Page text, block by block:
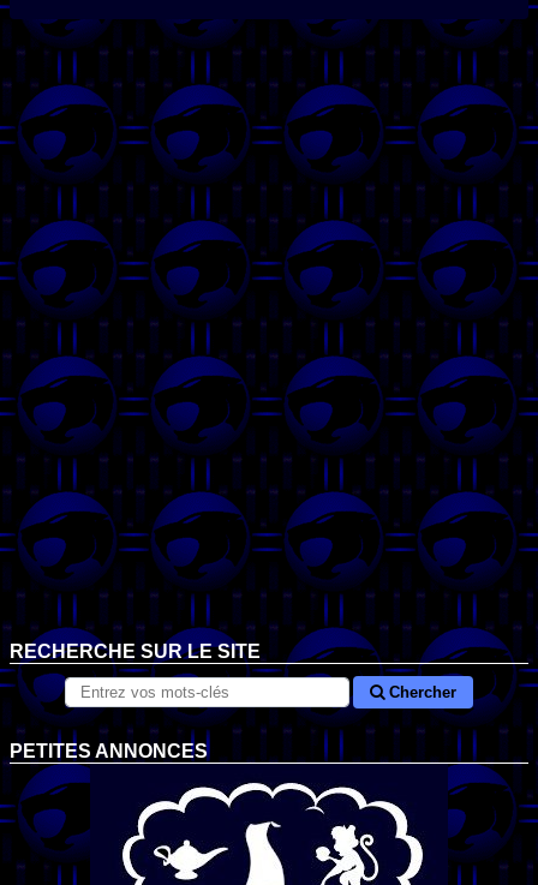
RECHERCHE SUR LE SITE
Chercher
PETITES ANNONCES